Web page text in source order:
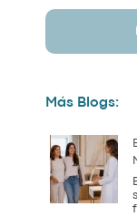
Más Blogs: